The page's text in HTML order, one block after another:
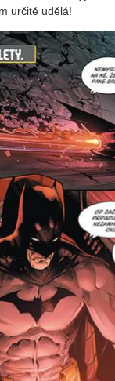
určitě udělá!